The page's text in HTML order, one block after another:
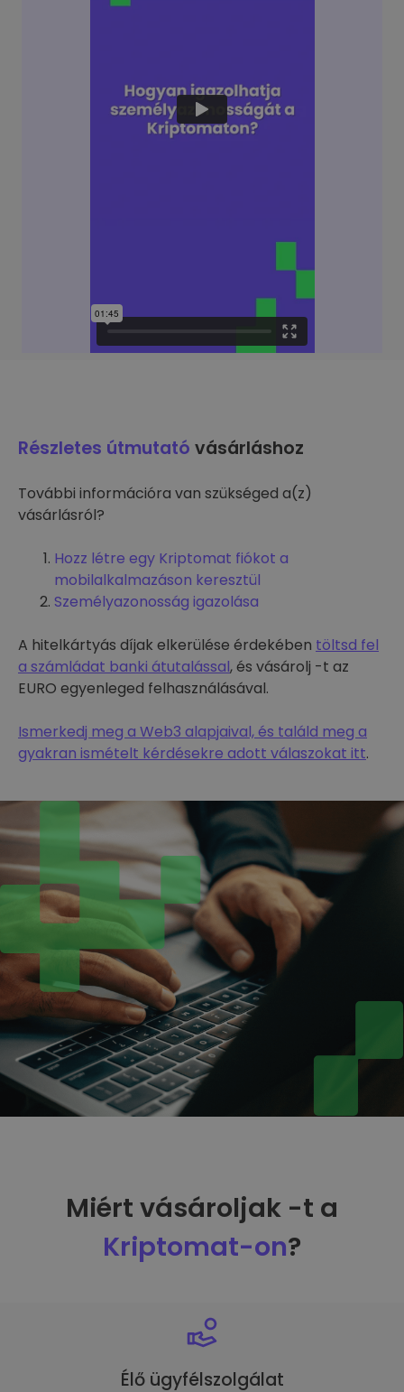
Részletes útmutató vásárláshoz
További információra van szükséged a(z)
vásárlásról?
Hozz létre egy Kriptomat fiókot a
mobilalkalmazáson keresztül
Személyazonosság igazolása
A hitelkártyás díjak elkerülése érdekében töltsd fel
a számládat banki átutalással, és vásárolj -t az
EURO egyenleged felhasználásával.
Ismerkedj meg a Web3 alapjaival, és találd meg a
gyakran ismételt kérdésekre adott válaszokat itt.
Miért vásároljak -t a
Kriptomat-on?
Élő ügyfélszolgálat